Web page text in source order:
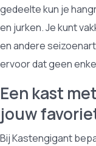
gedeelte kun je
en jurken. Je kunt
en andere
ervoor dat geen
Een kast
jouw
Bij Kastengigant